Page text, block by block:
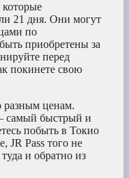
21 дня. Они могут
по
приобретены за
перед
покинете свою
разным ценам.
самый быстрый и
побыть в Токио
JR Pass того не
и обратно из